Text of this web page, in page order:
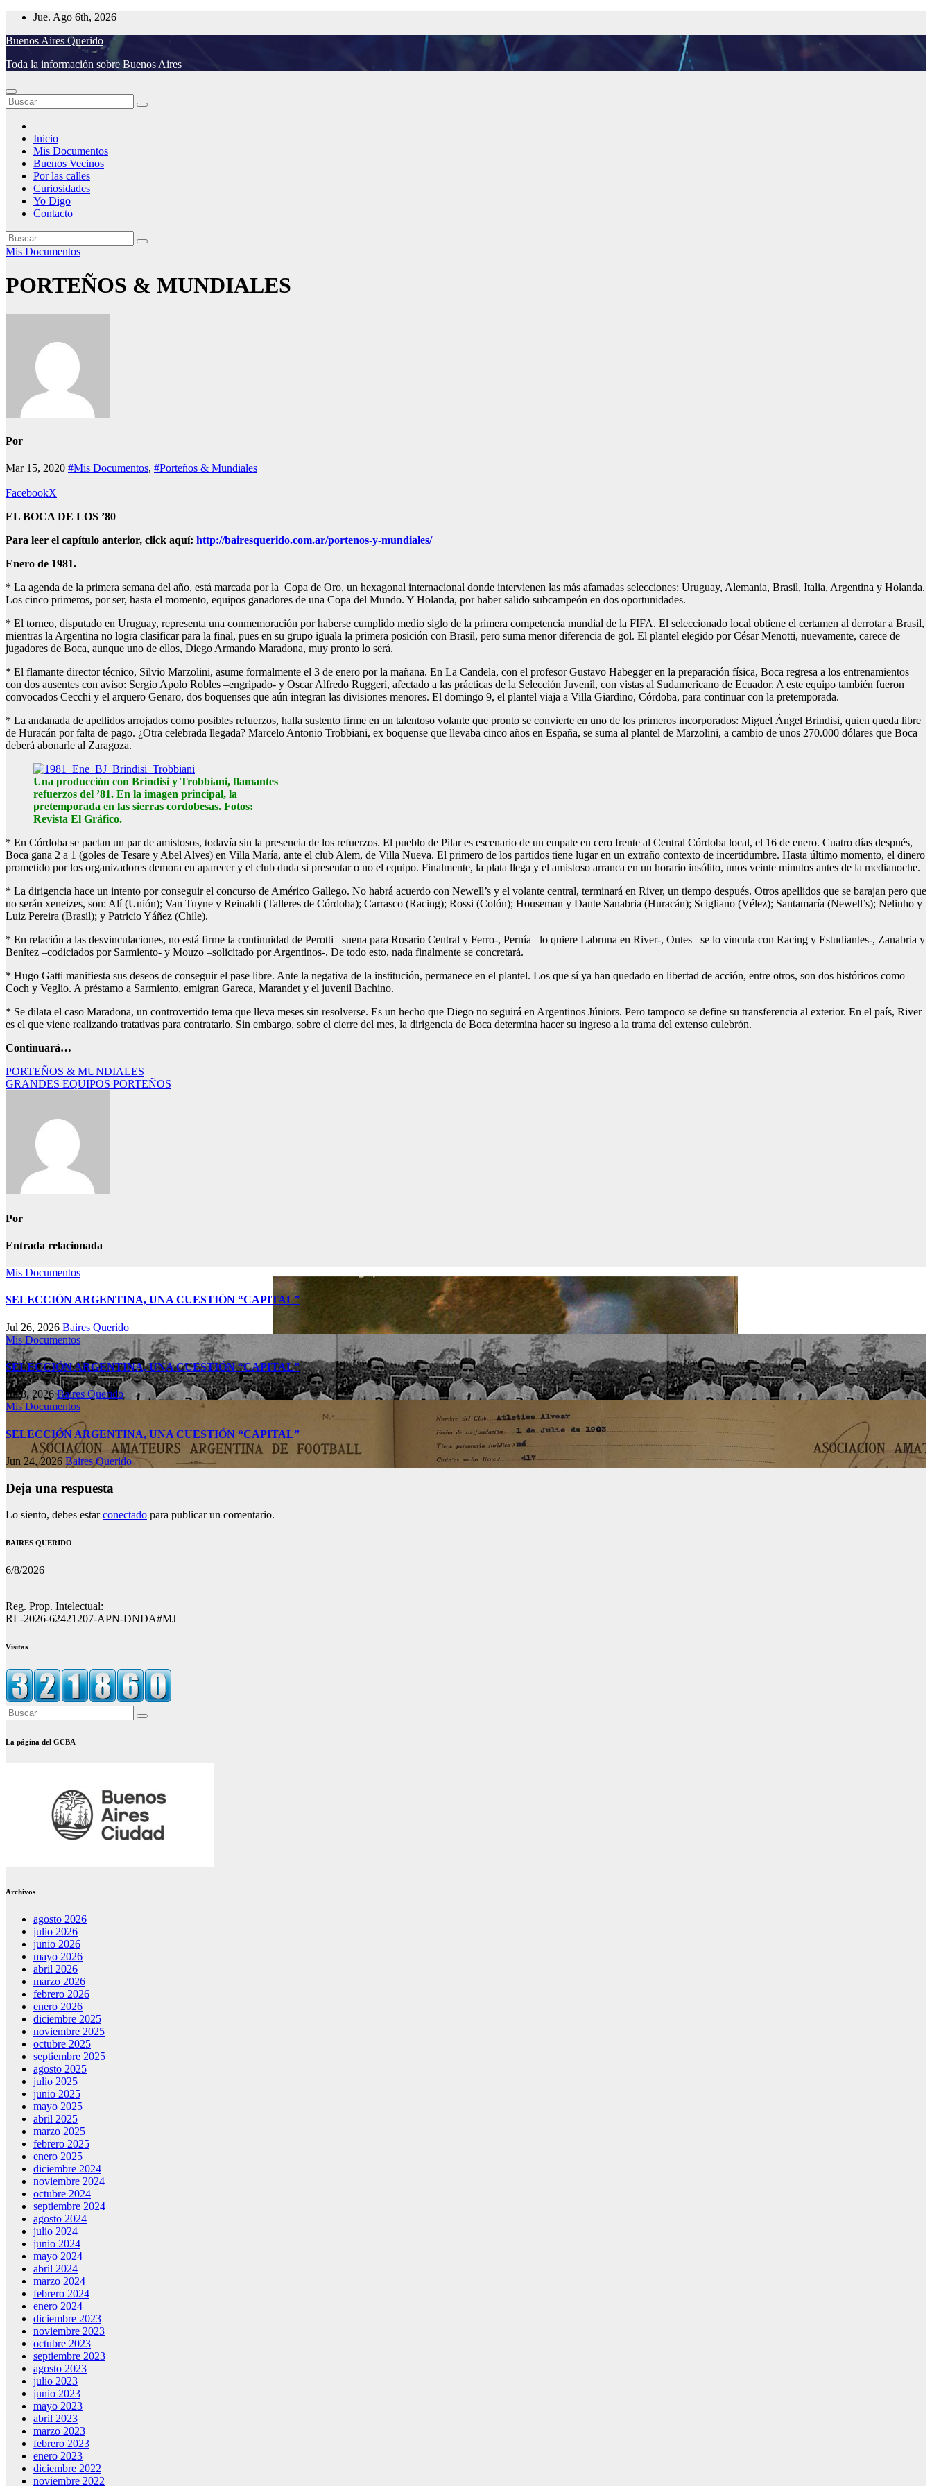
Saltar
contenido
Jue. Ago 6th, 2026
Buenos Aires Querido
Toda la información sobre Buenos Aires
Inicio
Mis Documentos
Buenos Vecinos
Por las calles
Curiosidades
Yo Digo
Contacto
Mis Documentos
PORTEÑOS & MUNDIALES
Por
Mar 15, 2020 #Mis Documentos, #Porteños & Mundiales
FacebookX
EL BOCA DE LOS ’80
Para leer el capítulo anterior, click aquí: http://bairesquerido.com.ar/portenos-y-mundiales/
Enero de 1981.
* La agenda de la primera semana del año, está marcada por la Copa de Oro, un hexagonal internacional donde intervienen las más afamadas selecciones: Uruguay, Alemania, Brasil, Italia, Argentina y Holanda.
Los cinco primeros, por ser, hasta el momento, equipos ganadores de una Copa del Mundo. Y Holanda, por haber salido subcampeón en dos oportunidades.
* El torneo, disputado en Uruguay, representa una conmemoración por haberse cumplido medio siglo de la primera competencia mundial de la FIFA. El seleccionado local obtiene el certamen al derrotar a Brasil,
mientras la Argentina no logra clasificar para la final, pues en su grupo iguala la primera posición con Brasil, pero suma menor diferencia de gol. El plantel elegido por César Menotti, nuevamente, carece de
jugadores de Boca, aunque uno de ellos, Diego Armando Maradona, muy pronto lo será.
* El flamante director técnico, Silvio Marzolini, asume formalmente el 3 de enero por la mañana. En La Candela, con el profesor Gustavo Habegger en la preparación física, Boca regresa a los entrenamientos
con dos ausentes con aviso: Sergio Apolo Robles –engripado- y Oscar Alfredo Ruggeri, afectado a las prácticas de la Selección Juvenil, con vistas al Sudamericano de Ecuador. A este equipo también fueron
convocados Cecchi y el arquero Genaro, dos boquenses que aún integran las divisiones menores. El domingo 9, el plantel viaja a Villa Giardino, Córdoba, para continuar con la pretemporada.
* La andanada de apellidos arrojados como posibles refuerzos, halla sustento firme en un talentoso volante que pronto se convierte en uno de los primeros incorporados: Miguel Ángel Brindisi, quien queda libre
de Huracán por falta de pago. ¿Otra celebrada llegada? Marcelo Antonio Trobbiani, ex boquense que llevaba cinco años en España, se suma al plantel de Marzolini, a cambio de unos 270.000 dólares que Boca
deberá abonarle al Zaragoza.
Una producción con Brindisi y Trobbiani, flamantes
refuerzos del ’81. En la imagen principal, la
pretemporada en las sierras cordobesas. Fotos:
Revista El Gráfico.
* En Córdoba se pactan un par de amistosos, todavía sin la presencia de los refuerzos. El pueblo de Pilar es escenario de un empate en cero frente al Central Córdoba local, el 16 de enero. Cuatro días después,
Boca gana 2 a 1 (goles de Tesare y Abel Alves) en Villa María, ante el club Alem, de Villa Nueva. El primero de los partidos tiene lugar en un extraño contexto de incertidumbre. Hasta último momento, el dinero
prometido por los organizadores demora en aparecer y el club duda si presentar o no el equipo. Finalmente, la plata llega y el amistoso arranca en un horario insólito, unos veinte minutos antes de la medianoche.
* La dirigencia hace un intento por conseguir el concurso de Américo Gallego. No habrá acuerdo con Newell’s y el volante central, terminará en River, un tiempo después. Otros apellidos que se barajan pero que
no serán xeneizes, son: Alí (Unión); Van Tuyne y Reinaldi (Talleres de Córdoba); Carrasco (Racing); Rossi (Colón); Houseman y Dante Sanabria (Huracán); Scigliano (Vélez); Santamaría (Newell’s); Nelinho y
Luiz Pereira (Brasil); y Patricio Yáñez (Chile).
* En relación a las desvinculaciones, no está firme la continuidad de Perotti –suena para Rosario Central y Ferro-, Pernía –lo quiere Labruna en River-, Outes –se lo vincula con Racing y Estudiantes-, Zanabria y
Benítez –codiciados por Sarmiento- y Mouzo –solicitado por Argentinos-. De todo esto, nada finalmente se concretará.
* Hugo Gatti manifiesta sus deseos de conseguir el pase libre. Ante la negativa de la institución, permanece en el plantel. Los que sí ya han quedado en libertad de acción, entre otros, son dos históricos como
Coch y Veglio. A préstamo a Sarmiento, emigran Gareca, Marandet y el juvenil Bachino.
* Se dilata el caso Maradona, un controvertido tema que lleva meses sin resolverse. Es un hecho que Diego no seguirá en Argentinos Júniors. Pero tampoco se define su transferencia al exterior. En el país, River
es el que viene realizando tratativas para contratarlo. Sin embargo, sobre el cierre del mes, la dirigencia de Boca determina hacer su ingreso a la trama del extenso culebrón.
Continuará…
Navegación
de
PORTEÑOS & MUNDIALES
GRANDES EQUIPOS PORTEÑOS
Por
Entrada relacionada
Mis Documentos
SELECCIÓN ARGENTINA, UNA CUESTIÓN “CAPITAL”
Jul 26, 2026 Baires Querido
Mis Documentos
SELECCIÓN ARGENTINA, UNA CUESTIÓN “CAPITAL”
Jul 8, 2026Baires Querido
Mis Documentos
SELECCIÓN ARGENTINA, UNA CUESTIÓN “CAPITAL”
Jun 24, 2026 Baires Querido
Deja una respuesta
Lo siento, debes estarconectado para publicar un comentario.
BAIRES QUERIDO
6/8/2026
Reg. Prop. Intelectual:
RL-2026-62421207-APN-DNDA#MJ
Visitas
La página del GCBA
Archivos
agosto 2026
julio 2026
junio 2026
mayo 2026
abril 2026
marzo 2026
febrero 2026
enero 2026
diciembre 2025
noviembre 2025
octubre 2025
septiembre 2025
agosto 2025
julio 2025
junio 2025
mayo 2025
abril 2025
marzo 2025
febrero 2025
enero 2025
diciembre 2024
noviembre 2024
octubre 2024
septiembre 2024
agosto 2024
julio 2024
junio 2024
mayo 2024
abril 2024
marzo 2024
febrero 2024
enero 2024
diciembre 2023
noviembre 2023
octubre 2023
septiembre 2023
agosto 2023
julio 2023
junio 2023
mayo 2023
abril 2023
marzo 2023
febrero 2023
enero 2023
diciembre 2022
noviembre 2022